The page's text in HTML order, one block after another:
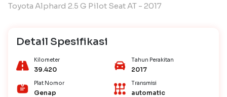
Toyota Alphard 2.5 G Pilot Seat AT - 2017
Detail Spesifikasi
Kilometer
39.420
Tahun Perakitan
2017
Plat Nomor
Genap
Transmisi
automatic